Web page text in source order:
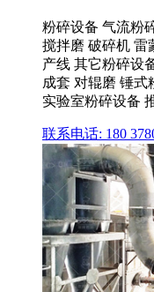
粉碎设备 气流粉
搅拌磨 破碎机 雷
产线 其它粉碎设
成套 对辊磨 锤式
实验室粉碎设备
联系电话: 180